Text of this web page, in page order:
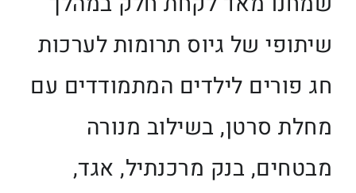
שיתופי של גיוס תרומות לערכות
חג פורים לילדים המתמודדים עם
מחלת סרטן, בשילוב מנורה
מבטחים, בנק מרכנתיל, אגד,